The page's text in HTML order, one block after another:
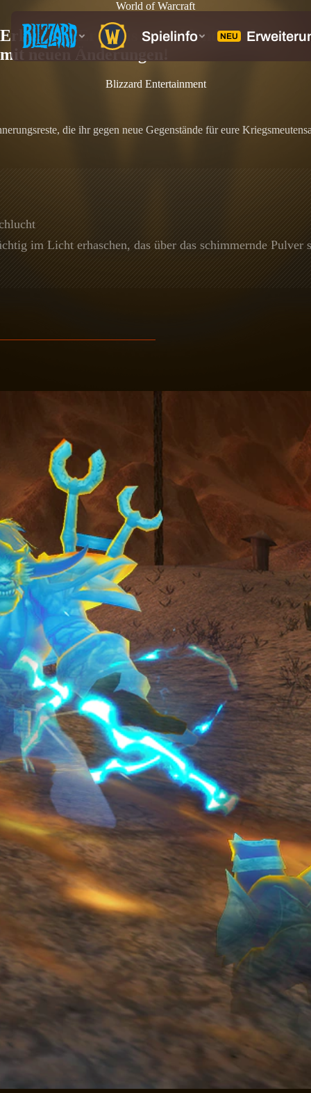
World of Warcraft
Erlebt das Ereignis „Strahlende Echos"
mit neuen Änderungen!
Blizzard Entertainment
die ihr gegen neue Gegenstände für eure
im Licht erhaschen, das über das schimmernde Pulver